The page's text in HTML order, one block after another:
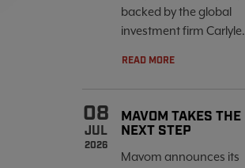
backed by the global
investment firm Carlyle.
READ MORE
08
JUL
2026
MAVOM TAKES THE
NEXT STEP
Mavom announces its